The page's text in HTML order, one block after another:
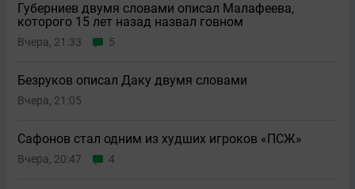
Губерниев двумя словами описал Малафеева,
которого 15 лет назад назвал говном
Вчера, 21:33 5
Безруков описал Даку двумя словами
Вчера, 21:05
Сафонов стал одним из худших игроков «ПСЖ»
Вчера, 20:47 4